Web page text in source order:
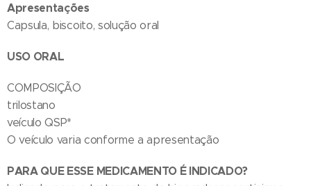
Apresentações
Capsula, biscoito, solução oral
USO ORAL
COMPOSIÇÃO
trilostano
veículo QSP*
O veículo varia conforme a apresentação
PARA QUE ESSE MEDICAMENTO É INDICADO?